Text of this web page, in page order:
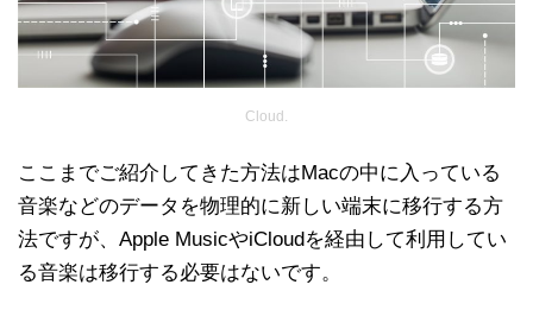
Cloud.
ここまでご紹介してきた方法はMacの中に入っている
音楽などのデータを物理的に新しい端末に移行する方
法ですが、Apple MusicやiCloudを経由して利用してい
る音楽は移行する必要はないです。